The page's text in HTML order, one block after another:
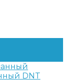
DNT